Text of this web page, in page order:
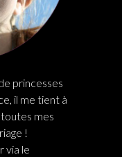
princesses
il me tient à
mes
!
via le